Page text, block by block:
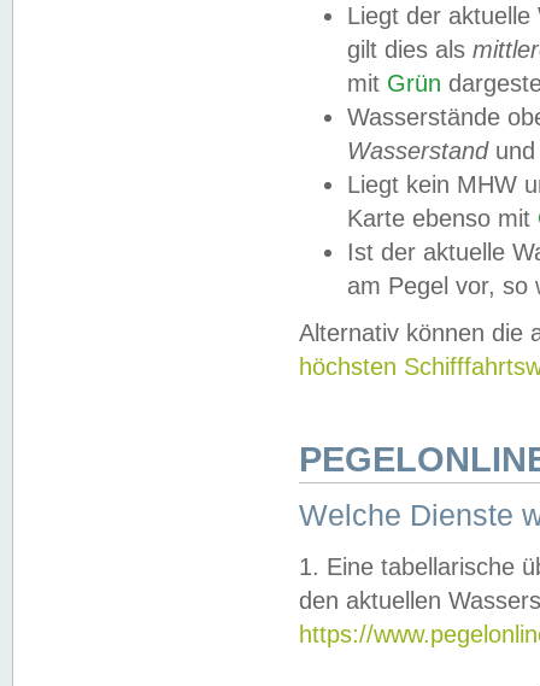
Liegt der
gilt dies als
mit Grün
Wasserstände
Wasserstandund
Liegt kein MHW
Karte ebenso mit
Ist der aktuelle
am Pegel vor,
Alternativ können die
höchsten
Welche Dienste
1. Eine tabellarische
den aktuellen
https://